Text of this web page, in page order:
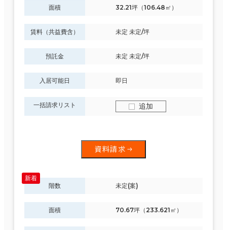
面積 32.21坪（106.48㎡）
賃料（共益費含） 未定 未定/坪
預託金 未定 未定/坪
入居可能日 即日
一括請求リスト 追加
資料請求
階数 未定(案)
面積 70.67坪（233.621㎡）